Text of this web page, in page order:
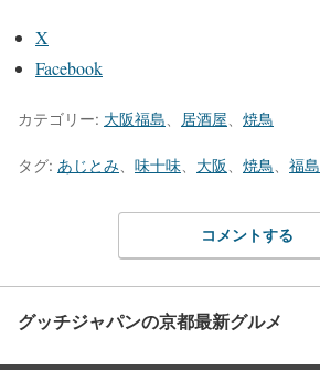
X
Facebook
カテゴリー: 大阪福島、 居酒屋、 焼鳥
タグ: あじとみ、 味十味、 大阪、 焼鳥、 福島
コメントする
グッチジャパンの京都最新グルメ